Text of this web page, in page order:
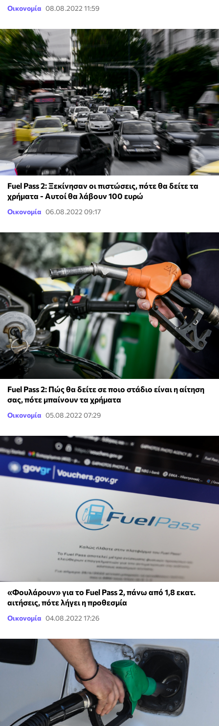
Οικονομία 08.08.2022 11:59
Fuel Pass 2: Ξεκίνησαν οι πιστώσεις, πότε θα δείτε τα
χρήματα - Αυτοί θα λάβουν 100 ευρώ
Οικονομία 06.08.2022 09:17
Fuel Pass 2: Πώς θα δείτε σε ποιο στάδιο είναι η αίτηση
σας, πότε μπαίνουν τα χρήματα
Οικονομία 05.08.2022 07:29
«Φουλάρουν» για το Fuel Pass 2, πάνω από 1,8 εκατ.
αιτήσεις, πότε λήγει η προθεσμία
Οικονομία 04.08.2022 17:26